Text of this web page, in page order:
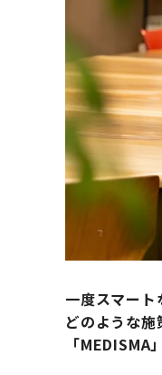
一度スマー
どのような
「